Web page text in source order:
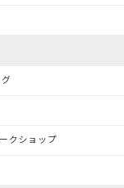
クショップ